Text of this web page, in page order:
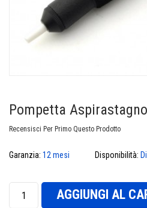
Pompetta
Recensisci Per Primo Questo Prodotto
Garanzia: 12 mesi Disponibilità:
AGGIUNGI AL